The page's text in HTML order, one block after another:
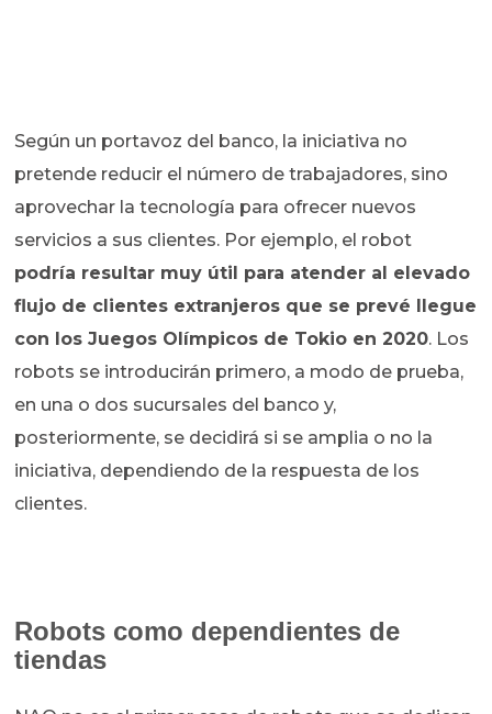
Según un portavoz del banco, la iniciativa no
pretende reducir el número de trabajadores, sino
aprovechar la tecnología para ofrecer nuevos
servicios a sus clientes. Por ejemplo, el robot
podría resultar muy útil para atender al elevado
flujo de clientes extranjeros que se prevé llegue
con los Juegos Olímpicos de Tokio en 2020. Los
robots se introducirán primero, a modo de prueba,
en una o dos sucursales del banco y,
posteriormente, se decidirá si se amplia o no la
iniciativa, dependiendo de la respuesta de los
clientes.
Robots como dependientes de
tiendas